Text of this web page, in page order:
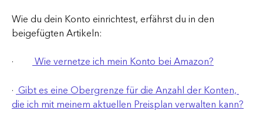
Wie du dein Konto einrichtest, erfährst du in den
beigefügten Artikeln:
· Wie vernetze ich mein Konto bei Amazon?
· Gibt es eine Obergrenze für die Anzahl der Konten,
die ich mit meinem aktuellen Preisplan verwalten kann?